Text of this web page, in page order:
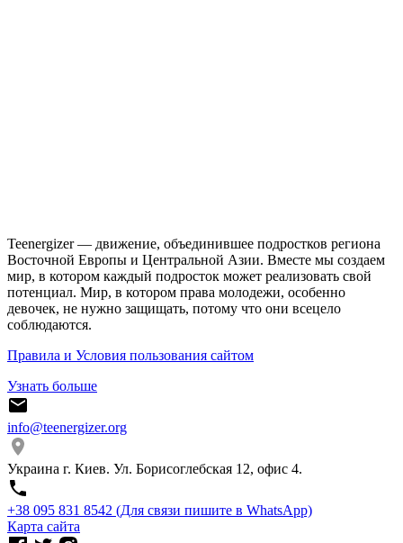
Teenergizer — движение, объединившее подростков региона
Восточной Европы и Центральной Азии. Вместе мы создаем
мир, в котором каждый подросток может реализовать свой
потенциал. Мир, в котором права молодежи, особенно
девочек, не нужно защищать, потому что они всецело
соблюдаются.
Правила и Условия пользования сайтом
Узнать больше
info@teenergizer.org
Украина г. Киев. Ул. Борисоглебская 12, офис 4.
⁨+38 095 831 8542⁩ (Для связи пишите в WhatsApp)
Карта сайта